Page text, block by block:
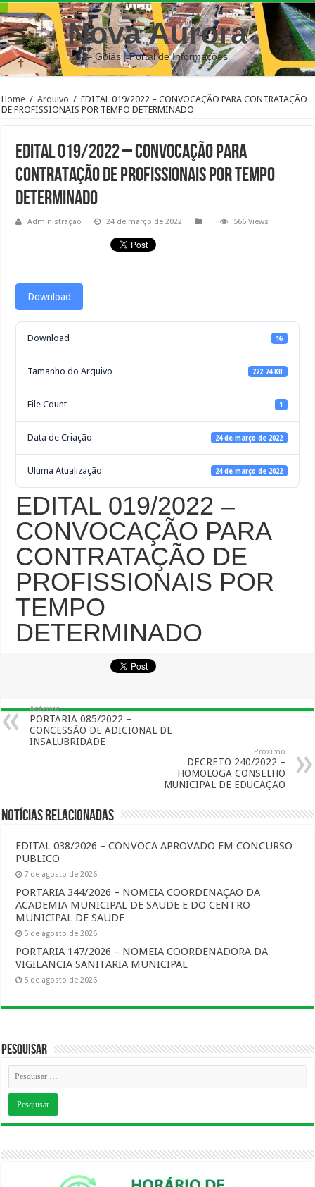
Nova Aurora
– Goiás | Portal de Informações
Home / Arquivo / EDITAL 019/2022 – CONVOCAÇÃO PARA CONTRATAÇÃO
DE PROFISSIONAIS POR TEMPO DETERMINADO
EDITAL 019/2022 – CONVOCAÇÃO PARA
CONTRATAÇÃO DE PROFISSIONAIS POR TEMPO
DETERMINADO
Administração 24 de março de 2022 566 Views
Download
Download 16
Tamanho do Arquivo 222.74 KB
File Count 1
Data de Criação 24 de março de 2022
Ultima Atualização 24 de março de 2022
EDITAL 019/2022 –
CONVOCAÇÃO PARA
CONTRATAÇÃO DE
PROFISSIONAIS POR
TEMPO
DETERMINADO
Anterior
PORTARIA 085/2022 –
CONCESSÃO DE ADICIONAL DE
INSALUBRIDADE
Próximo
DECRETO 240/2022 –
HOMOLOGA CONSELHO
MUNICIPAL DE EDUCAÇAO
Notícias Relacionadas
EDITAL 038/2026 – CONVOCA APROVADO EM CONCURSO
PUBLICO
7 de agosto de 2026
PORTARIA 344/2026 – NOMEIA COORDENAÇAO DA
ACADEMIA MUNICIPAL DE SAUDE E DO CENTRO
MUNICIPAL DE SAUDE
5 de agosto de 2026
PORTARIA 147/2026 – NOMEIA COORDENADORA DA
VIGILANCIA SANITARIA MUNICIPAL
5 de agosto de 2026
Pesquisar